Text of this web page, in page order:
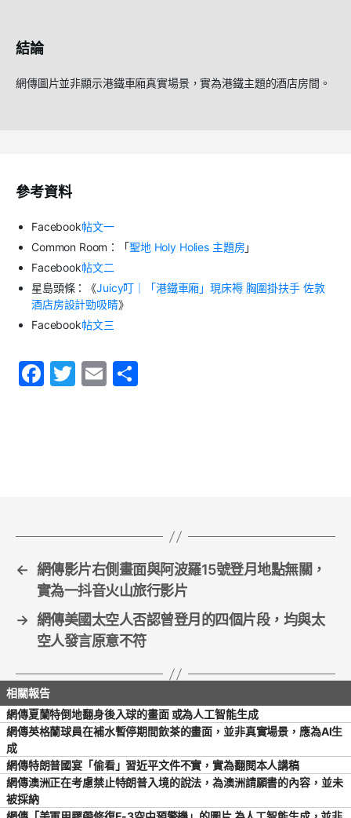
結論
網傳圖片並非顯示港鐵車廂真實場景，實為港鐵主題的酒店房間。
參考資料
Facebook帖文一
Common Room ：「聖地 Holy Holies 主題房」
Facebook帖文二
星島頭條：《Juicy叮｜「港鐵車廂」現床褥 胸圍掛扶手 佐敦
酒店房設計勁吸睛》
Facebook帖文三
F
T
E
← 網傳影片右側畫面與阿波羅15號登月地點無關，
實為一抖音火山旅行影片
→ 網傳美國太空人否認曾登月的四個片段，均與太
空人發言原意不符
網傳夏蘭特倒地翻身後入球的畫面 或為人工智能生成
網傳英格蘭球員在補水暫停期間飲茶的畫面，並非真實場景，應為AI生
成
網傳特朗普國宴「偷看」習近平文件不實，實為翻閱本人講稿
網傳澳洲正在考慮禁止特朗普入境的說法，為澳洲請願書的內容，並未
被採納